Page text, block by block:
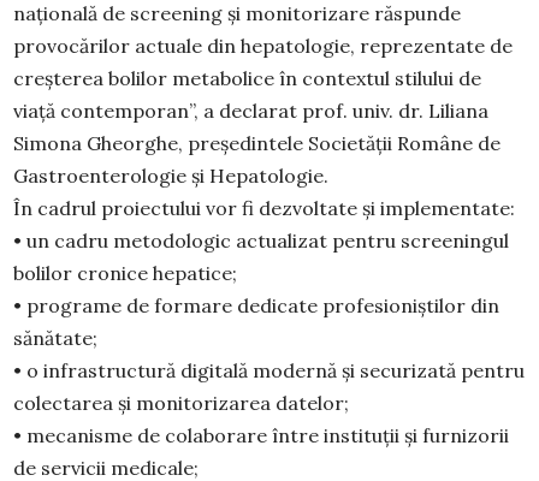
națională de screening și monitorizare răspunde
provocărilor actuale din hepatologie, reprezentate de
creșterea bolilor metabolice în contextul stilului de
viață contemporan”, a declarat prof. univ. dr. Liliana
Simona Gheorghe, președintele Societății Române de
Gastroenterologie și Hepatologie.
În cadrul proiectului vor fi dezvoltate și implementate:
• un cadru metodologic actualizat pentru screeningul
bolilor cronice hepatice;
• programe de formare dedicate profesioniștilor din
sănătate;
• o infrastructură digitală modernă și securizată pentru
colectarea și monitorizarea datelor;
• mecanisme de colaborare între instituții și furnizorii
de servicii medicale;